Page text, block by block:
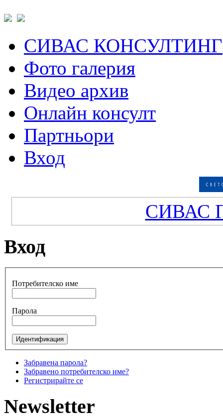
СИВАС КОНСУЛТИНГ
Фото галерия
Видео архив
Онлайн консулт
Партньори
Вход
СИВАС
Вход
Потребителско име
Парола
Забравена парола?
Забравено потребителско име?
Регистрирайте се
Newsletter